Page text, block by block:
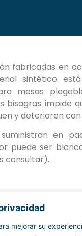
mejorar su
fabricadas en
sintético está
mesas
bisagras impide
y deterioren con
en
puede ser
consultar).